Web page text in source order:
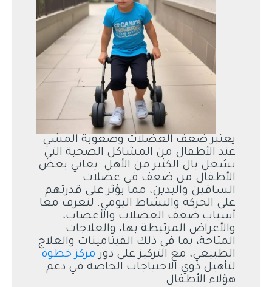
يعتبر ضعف العضلات وصعوبة المشي
عند الأطفال من المشاكل الصحية التي
تشغل بال الكثير من الأهل. يعاني بعض
الأطفال من ضعف في عضلات
الساقين واليدين، مما يؤثر على قدرتهم
على الحركة والنشاط اليومي. لنعرف معا
أسباب ضعف العضلات والأعصاب،
والأعراض المرتبطة بها، والعلاجات
المتاحة، بما في ذلك الفيتامينات والعلاج
الطبيعي، مع التركيز على دور مركز خطوة
لتأهيل ذوي الاحتياجات الخاصة في دعم
هؤلاء الأطفال.